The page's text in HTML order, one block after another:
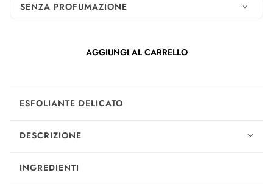
SENZA PROFUMAZIONE
AGGIUNGI AL CARRELLO
ESFOLIANTE DELICATO
DESCRIZIONE
INGREDIENTI